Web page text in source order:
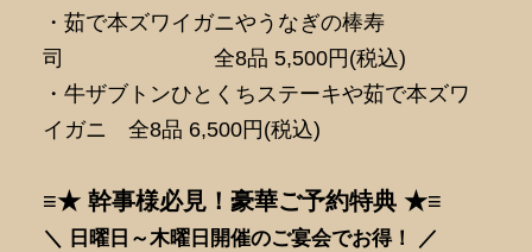
・茹で本ズワイガニやうなぎの棒寿
司 全8品 5,500円(税込)
・牛ザブトンひとくちステーキや茹で本ズワ
イガニ 全8品 6,500円(税込)
≡★ 幹事様必見！豪華ご予約特典 ★≡
＼ 日曜日～木曜日開催のご宴会でお得！ ／